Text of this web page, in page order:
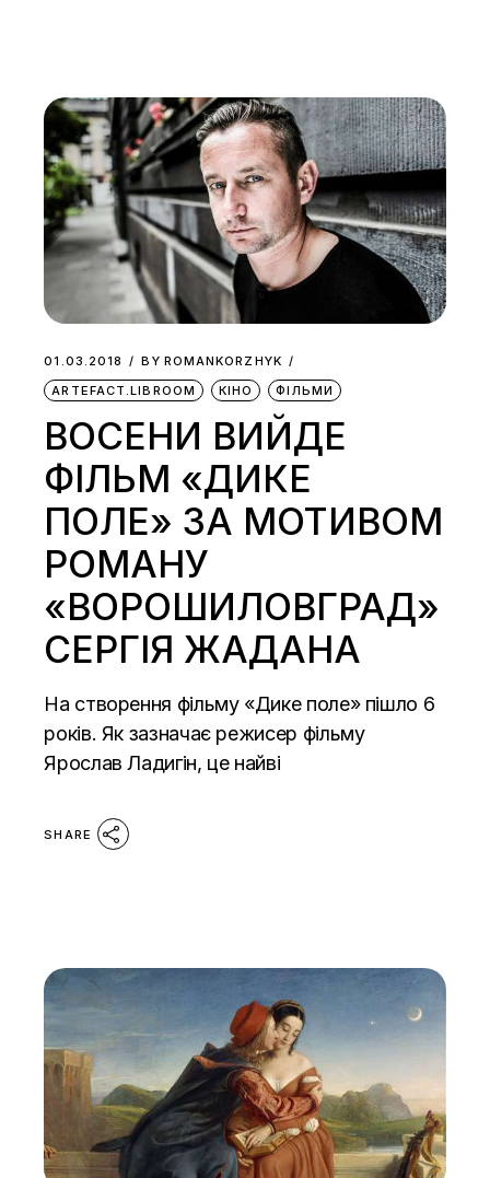
01.03.2018 BY ROMANKORZHYK
ARTEFACT.LIBROOM
КІНО ФІЛЬМИ
ВОСЕНИ ВИЙДЕ
ФІЛЬМ «ДИКЕ
ПОЛЕ» ЗА МОТИВОМ
РОМАНУ
«ВОРОШИЛОВГРАД»
СЕРГІЯ ЖАДАНА
На створення фільму «Дике поле» пішло 6
років. Як зазначає режисер фільму
Ярослав Ладигін, це найві
SHARE